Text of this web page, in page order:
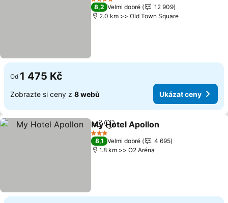
4 Počet hvězdiček
8,2 Velmi dobré
12 909
2.0 km >> Old Town Square
Od 1 475 Kč
Zobrazte si ceny z 8 webů Ukázat ceny
SdíletPřidat na seznam oblíbených
My Hotel Apollon
3 Počet hvězdiček
8,1 Velmi dobré
4 695
1.8 km >> O2 Aréna